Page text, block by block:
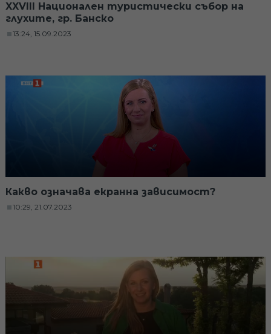
XXVIII Национален туристически събор на
глухите, гр. Банско
13:24, 15.09.2023
Какво означава екранна зависимост?
10:29, 21.07.2023